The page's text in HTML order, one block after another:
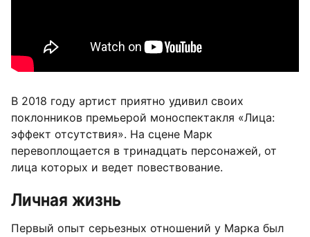
В 2018 году артист приятно удивил своих
поклонников премьерой моноспектакля «Лица:
эффект отсутствия». На сцене Марк
перевоплощается в тринадцать персонажей, от
лица которых и ведет повествование.
Личная жизнь
Первый опыт серьезных отношений у Марка был